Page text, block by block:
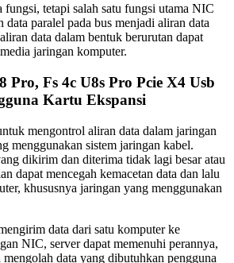
tetapi salah satu fungsi utama NIC
data paralel pada bus menjadi aliran data
data dalam bentuk berurutan dapat
jaringan komputer.
Pro, Fs 4c U8s Pro Pcie X4 Usb
Kartu Ekspansi
mengontrol aliran data dalam jaringan
menggunakan sistem jaringan kabel.
dikirim dan diterima tidak lagi besar atau
dapat mencegah kemacetan data dan lalu
khususnya jaringan yang menggunakan
data dari satu komputer ke
NIC, server dapat memenuhi perannya,
data yang dibutuhkan pengguna